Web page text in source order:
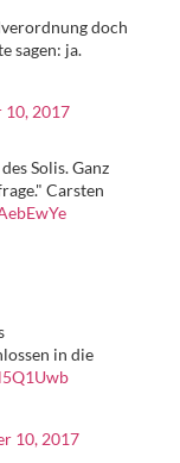
doch
sagen: ja.
10, 2017
Solis. Ganz
Carsten
in die
10, 2017